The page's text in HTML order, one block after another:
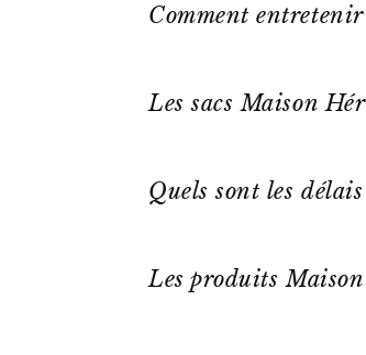
Comment
Les sacs Maison
Quels sont les
Les produits